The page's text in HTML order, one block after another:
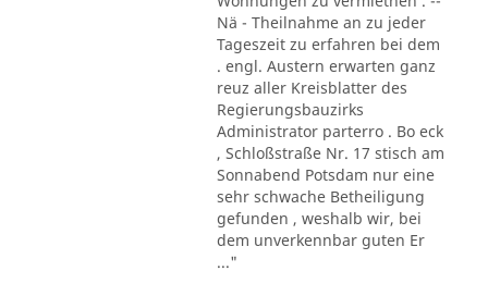
Nä - Theilnahme an zu jeder
Tageszeit zu erfahren bei dem
. engl. Austern erwarten ganz
reuz aller Kreisblatter des
Regierungsbauzirks
Administrator parterro . Bo eck
, Schloßstraße Nr. 17 stisch am
Sonnabend Potsdam nur eine
sehr schwache Betheiligung
gefunden , weshalb wir, bei
dem unverkennbar guten Er
..."